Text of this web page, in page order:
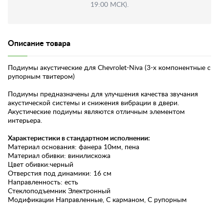
19:00 МСК).
Описание товара
Подиумы акустические для Chevrolet-Niva (3-х компонентные с
рупорным твитером)
Подиумы предназначены для улучшения качества звучания
акустической системы и снижения вибрации в двери.
Акустические подиумы являются отличным элементом
интерьера.
Характеристики в стандартном исполнении:
Материал основания: фанера 10мм, пена
Материал обивки: винилискожа
Цвет обивки:черный
Отверстия под динамики: 16 см
Направленность: есть
Стеклоподъемник Электронный
Модификации Направленные, С карманом, С рупорным